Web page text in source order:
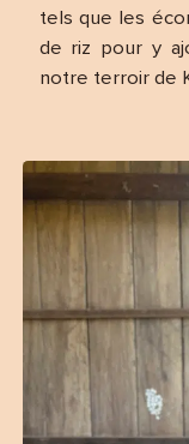
tels que les
de riz pour y
notre terroir de